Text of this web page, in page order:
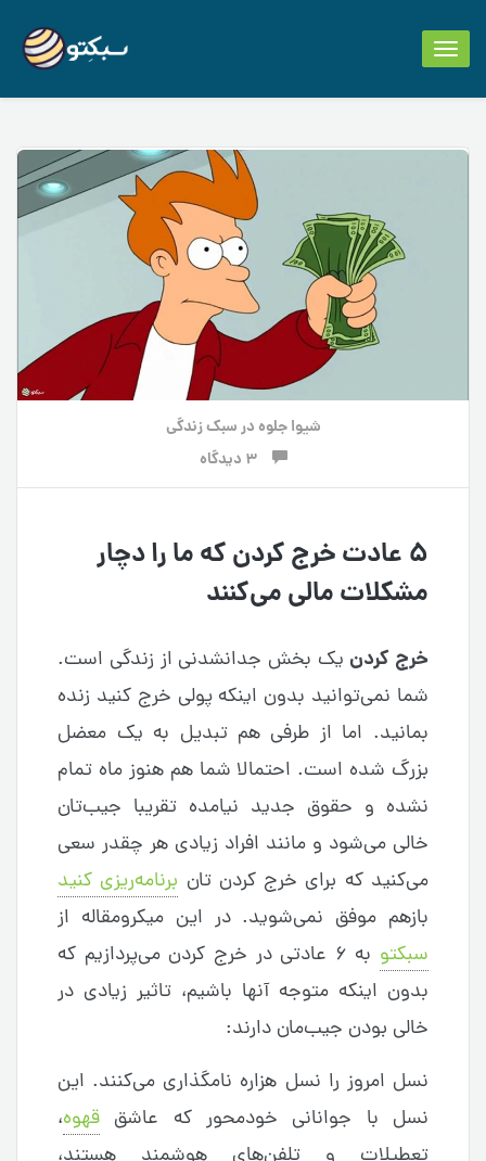
Toggle
navigation
شیوا جلوهدرسبک زندگی
۵ عادت خرج کردن که ما را دچار
مشکلات مالی می‌کنند
خرج کردن یک بخش جدانشدنی از زندگی است.
شما نمی‌توانید بدون اینکه پولی خرج کنید زنده
بمانید. اما از طرفی هم تبدیل به یک معضل
بزرگ شده است. احتمالا شما هم هنوز ماه تمام
نشده و حقوق جدید نیامده تقریبا جیب‌تان
خالی می‌شود و مانند افراد زیادی هر چقدر سعی
می‌کنید که برای خرج کردن تان برنامه‌ریزی کنید
بازهم موفق نمی‌شوید. در این میکرومقاله از
سبکتو
به ۶ عادتی در خرج کردن می‌پردازیم که
بدون اینکه متوجه آنها باشیم، تاثیر زیادی در
خالی بودن جیب‌مان دارند:
نسل امروز را نسل هزاره نامگذاری می‌کنند. این
نسل با جوانانی خودمحور که عاشق قهوه،